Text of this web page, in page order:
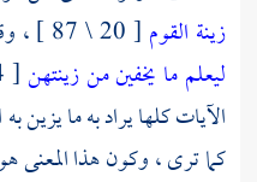
زينة القوم [ 20 \ 87 ] ، وقوله تعالى :
ليعلم ما يخفين من زينتهن
الآيات كلها يراد به ما
كما ترى ، وكون هذا المعنى